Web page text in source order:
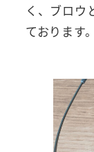
く、ブロウ
ております。